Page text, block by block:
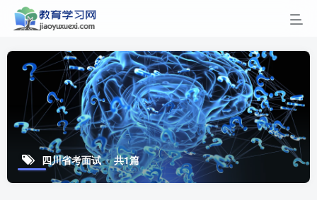
四川省考面试 共1篇